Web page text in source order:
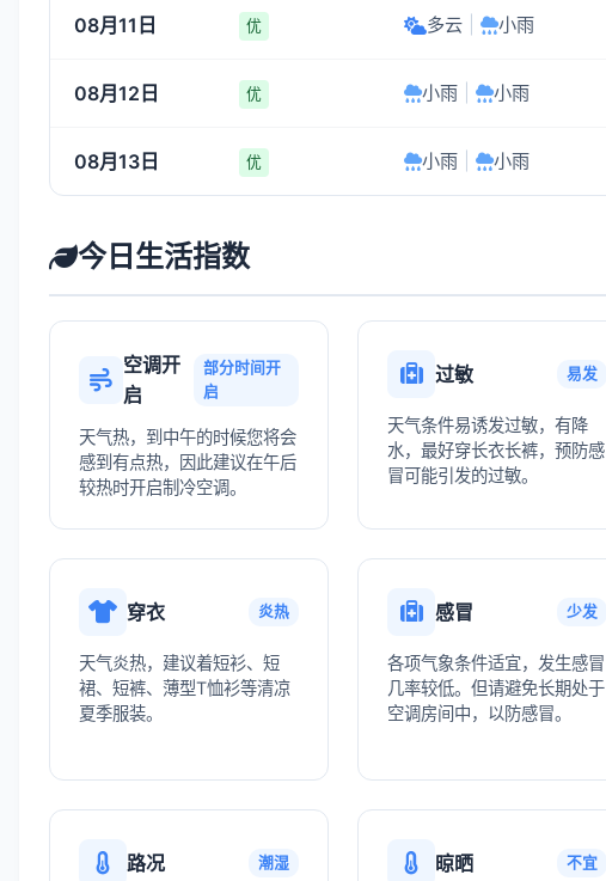
08月11日 优 多云 小雨
08月12日 优 小雨 小雨
08月13日 优 小雨 小雨
今日生活指数
空调开
启
部分时间开
启
天气热，到中午的时候您将会
感到有点热，因此建议在午后
较热时开启制冷空调。
过敏 易发
天气条件易诱发过敏，有降
水，最好穿长衣长裤，预防感
冒可能引发的过敏。
穿衣 炎热
天气炎热，建议着短衫、短
裙、短裤、薄型T恤衫等清凉
夏季服装。
感冒 少发
各项气象条件适宜，发生感冒
几率较低。但请避免长期处于
空调房间中，以防感冒。
路况 潮湿 晾晒 不宜